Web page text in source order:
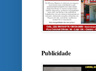
Publicidade